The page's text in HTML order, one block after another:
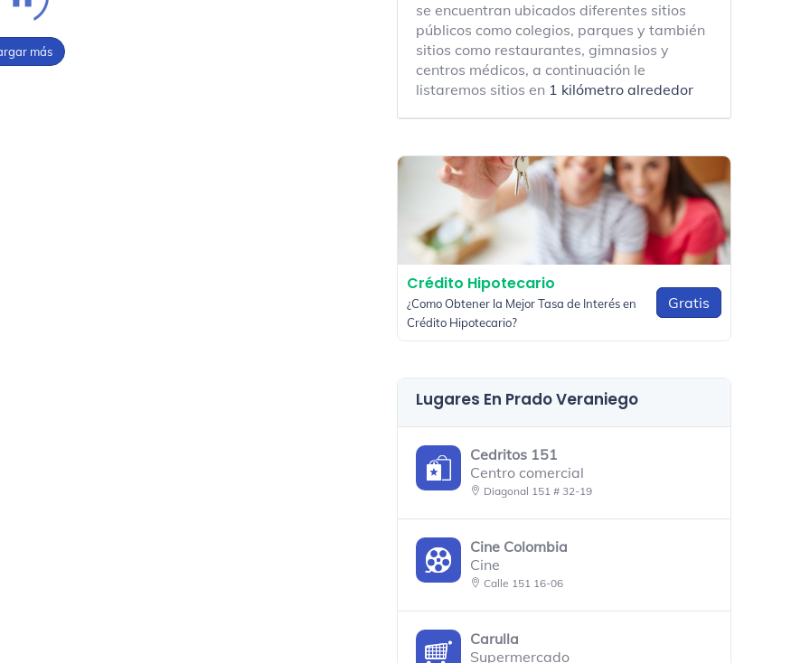
más
se encuentran ubicados diferentes sitios
públicos como colegios, parques y también
sitios como restaurantes, gimnasios y
centros médicos, a continuación le
listaremos sitios en 1 kilómetro alrededor
Crédito Hipotecario
¿Como Obtener la Mejor Tasa de Interés en
Crédito Hipotecario?
Gratis
Lugares En Prado Veraniego
Cedritos 151
Centro comercial
Diagonal 151 # 32-19
Cine Colombia
Cine
Calle 151 16-06
Carulla
Supermercado